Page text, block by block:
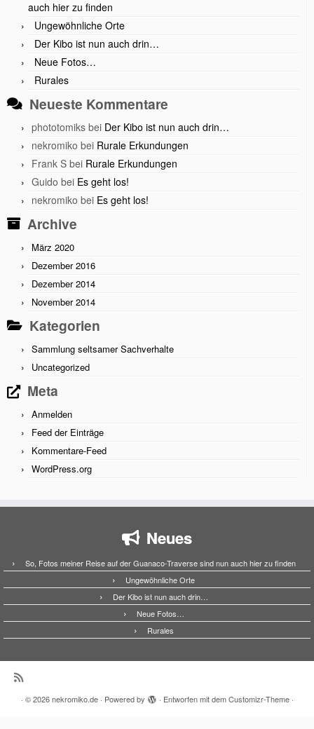
auch hier zu finden
Ungewöhnliche Orte
Der Kibo ist nun auch drin…
Neue Fotos…
Rurales
Neueste Kommentare
phototomiks bei Der Kibo ist nun auch drin…
nekromiko bei Rurale Erkundungen
Frank S bei Rurale Erkundungen
Guido bei Es geht los!
nekromiko bei Es geht los!
Archive
März 2020
Dezember 2016
Dezember 2014
November 2014
Kategorien
Sammlung seltsamer Sachverhalte
Uncategorized
Meta
Anmelden
Feed der Einträge
Kommentare-Feed
WordPress.org
Neues
So, Fotos meiner Reise auf der Guanaco-Traverse sind nun auch hier zu finden
Ungewöhnliche Orte
Der Kibo ist nun auch drin…
Neue Fotos…
Rurales
· © 2026 nekromiko.de· Powered by · Entworfen mit demCustomizr-Theme·